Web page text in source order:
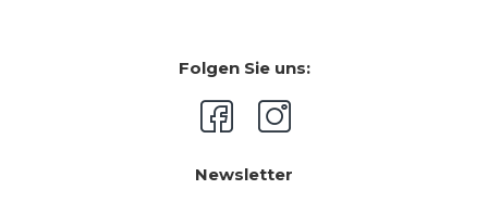
Folgen Sie uns:
Newsletter